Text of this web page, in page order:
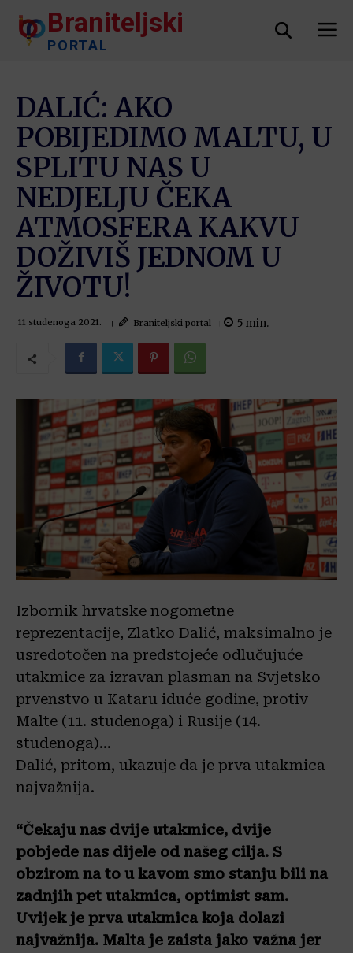
Braniteljski
PORTAL
DALIĆ: AKO
POBIJEDIMO MALTU, U
SPLITU NAS U
NEDJELJU ČEKA
ATMOSFERA KAKVU
DOŽIVIŠ JEDNOM U
ŽIVOTU!
11 studenoga 2021. Braniteljski portal 5 min.
Izbornik hrvatske nogometne
reprezentacije, Zlatko Dalić, maksimalno je
usredotočen na predstojeće odlučujuće
utakmice za izravan plasman na Svjetsko
prvenstvo u Kataru iduće godine, protiv
Malte (11. studenoga) i Rusije (14.
studenoga)…
Dalić, pritom, ukazuje da je prva utakmica
najvažnija.
“Čekaju nas dvije utakmice, dvije
pobjede nas dijele od našeg cilja. S
obzirom na to u kavom smo stanju bili na
zadnjih pet utakmica, optimist sam.
Uvijek je prva utakmica koja dolazi
najvažnija. Malta je zaista jako važna jer